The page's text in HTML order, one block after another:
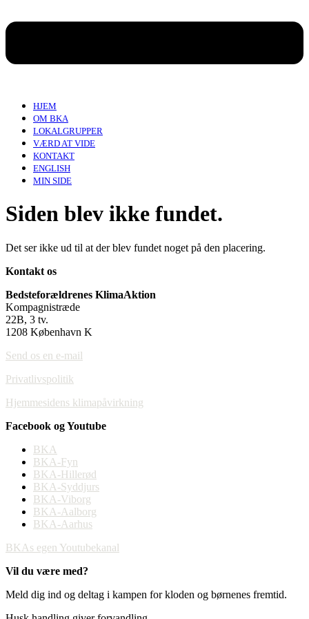
HJEM
OM BKA
LOKALGRUPPER
VÆRD AT VIDE
KONTAKT
ENGLISH
MIN SIDE
Siden blev ikke fundet.
Det ser ikke ud til at der blev fundet noget på den placering.
Kontakt os
Bedsteforældrenes KlimaAktion
Kompagnistræde
22B, 3 tv.
1208 København K
Send os en e-mail
Privatlivspolitik
Hjemmesidens klimapåvirkning
Facebook og Youtube
BKA
BKA-Fyn
BKA-Hillerød
BKA-Syddjurs
BKA-Viborg
BKA-Aalborg
BKA-Aarhus
BKAs egen Youtubekanal
Vil du være med?
Meld dig ind og deltag i kampen for kloden og børnenes fremtid.